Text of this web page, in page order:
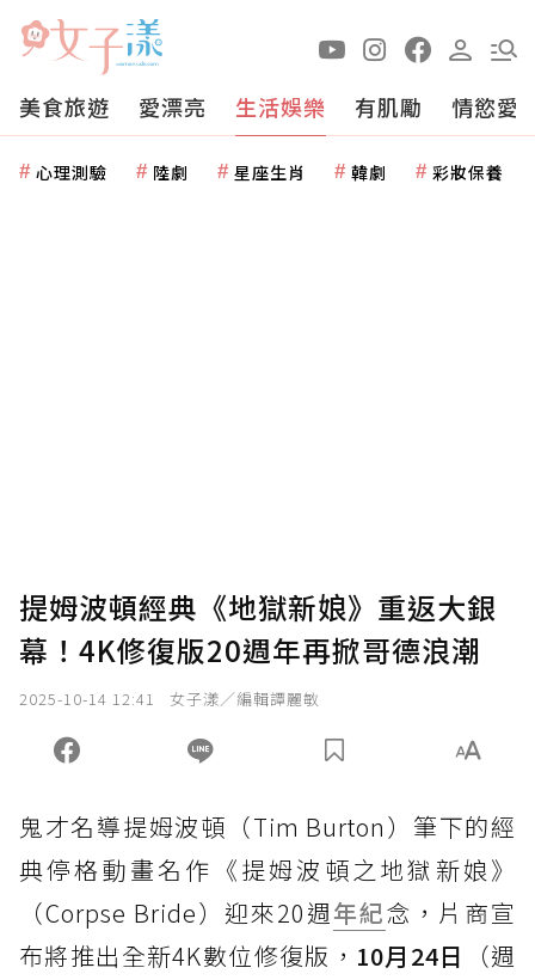
美食旅遊 愛漂亮 生活娛樂 有肌勵 情慾愛
心理測驗 陸劇 星座生肖 韓劇 彩妝保養
提姆波頓經典《地獄新娘》重返大銀
幕！4K修復版20週年再掀哥德浪潮
2025-10-14 12:41 女子漾／編輯譚麗敏
鬼才名導提姆波頓（Tim Burton）筆下的經
典停格動畫名作《提姆波頓之地獄新娘》
（Corpse Bride）迎來20週年紀念，片商宣
布將推出全新4K數位修復版， 10月24日
（週